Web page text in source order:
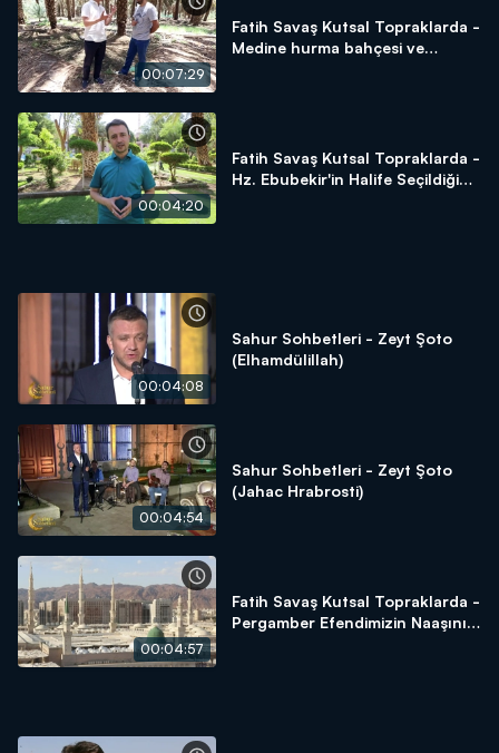
00:07:29
Fatih Savaş Kutsal Topraklarda -
Medine hurma bahçesi ve
00:04:20
Fatih Savaş Kutsal Topraklarda -
Hz. Ebubekir'in Halife Seçildiği
00:04:08
Sahur Sohbetleri - Zeyt Şoto
(Elhamdülillah)
00:04:54
Sahur Sohbetleri - Zeyt Şoto
(Jahac Hrabrosti)
00:04:57
Fatih Savaş Kutsal Topraklarda -
Pergamber Efendimizin Naaşını